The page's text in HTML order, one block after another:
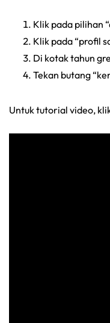
Klik pada pilihan
Klik pada “profil
Di kotak tahun
Tekan butang
Untuk tutorial video,